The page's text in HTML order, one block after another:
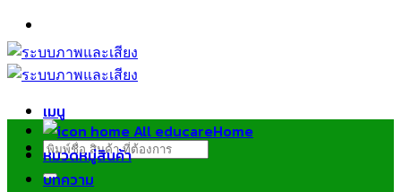
ข้าม
ไป
ยัง
เมนู
ค้นหา:
Home
หมวดหมู่สินค้า
บทความ